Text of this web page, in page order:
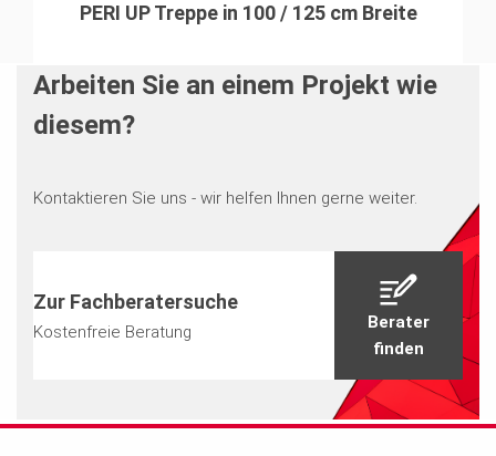
PERI UP Treppe in 100 / 125 cm Breite
Arbeiten Sie an einem Projekt wie
diesem?
Kontaktieren Sie uns - wir helfen Ihnen gerne weiter.
Zur Fachberatersuche
Kostenfreie Beratung
Berater
finden